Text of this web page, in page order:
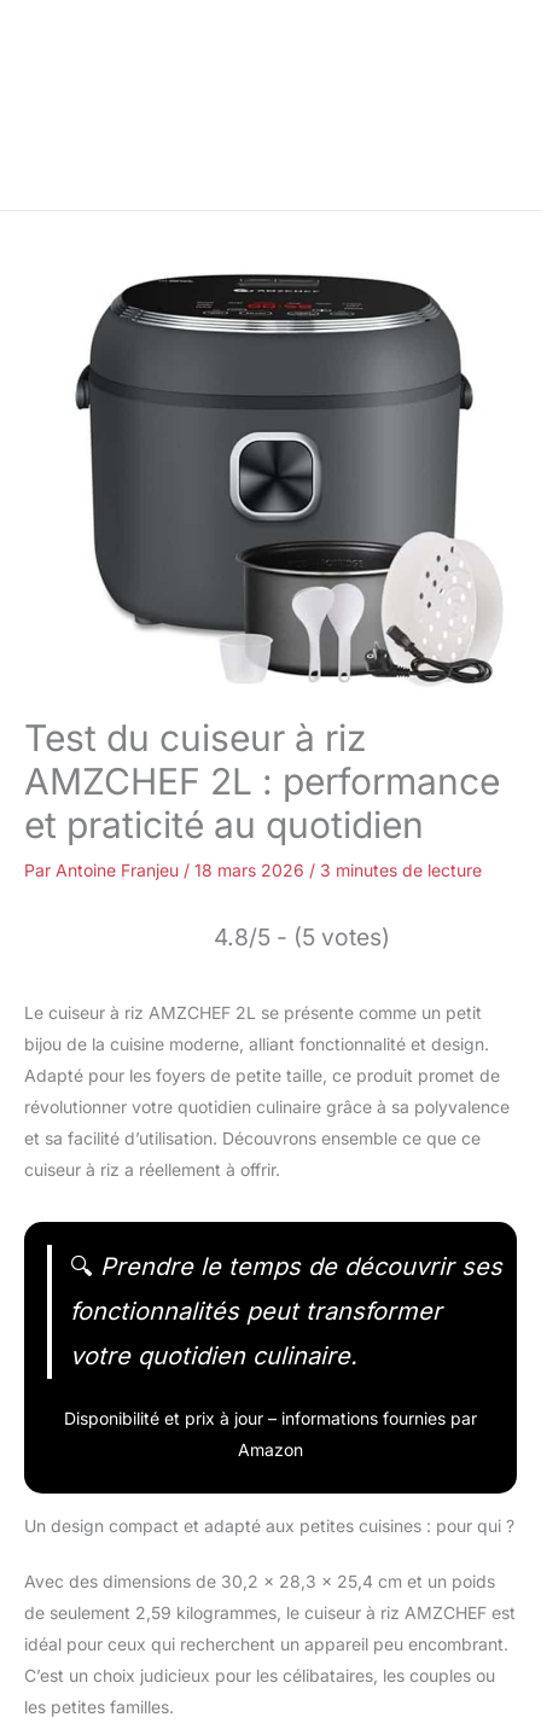
Test du cuiseur à riz
AMZCHEF 2L : performance
et praticité au quotidien
Par Antoine Franjeu / 18 mars 2026 / 3 minutes de lecture
4.8/5 - (5 votes)
Le cuiseur à riz AMZCHEF 2L se présente comme un petit
bijou de la cuisine moderne, alliant fonctionnalité et design.
Adapté pour les foyers de petite taille, ce produit promet de
révolutionner votre quotidien culinaire grâce à sa polyvalence
et sa facilité d’utilisation. Découvrons ensemble ce que ce
cuiseur à riz a réellement à offrir.
🔍 Prendre le temps de découvrir ses
fonctionnalités peut transformer
votre quotidien culinaire.
Disponibilité et prix à jour – informations fournies par
Amazon
Un design compact et adapté aux petites cuisines : pour qui ?
Avec des dimensions de 30,2 x 28,3 x 25,4 cm et un poids
de seulement 2,59 kilogrammes, le cuiseur à riz AMZCHEF est
idéal pour ceux qui recherchent un appareil peu encombrant.
C’est un choix judicieux pour les célibataires, les couples ou
les petites familles.